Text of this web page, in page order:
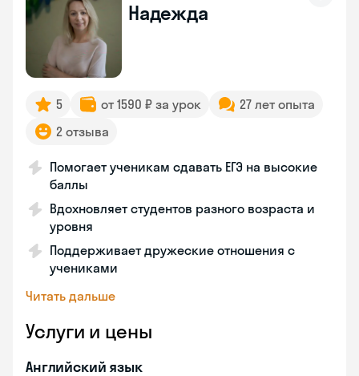
Надежда
5 от 1590 ₽ за урок
27 лет опыта
2 отзыва
Помогает ученикам сдавать ЕГЭ на высокие
баллы
Вдохновляет студентов разного возраста и
уровня
Поддерживает дружеские отношения с
учениками
Читать дальше
Услуги и цены
Английский язык